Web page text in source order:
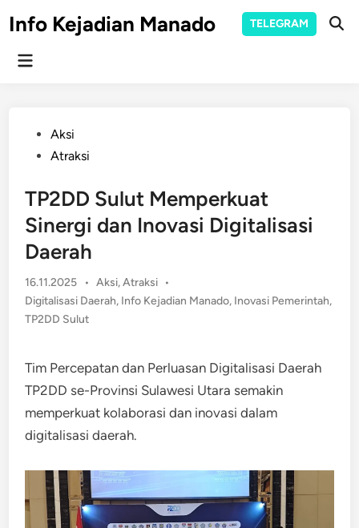
toInfo Kejadian Manado TELEGRAM
Main
PostedAksi
Atraksi
TP2DD Sulut Memperkuat
Sinergi dan Inovasi Digitalisasi
Daerah
16.11.2025 • Posted
in
Aksi,Atraksi •
Digitalisasi Daerah, Info Kejadian Manado, Inovasi Pemerintah,
TP2DD Sulut
Tim Percepatan dan Perluasan Digitalisasi Daerah
TP2DD se-Provinsi Sulawesi Utara semakin
memperkuat kolaborasi dan inovasi dalam
digitalisasi daerah.